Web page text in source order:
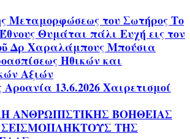
Μεταμορφώσεως του Σωτήρος Το
Θυμάται πάλι Ευχή εις τον
Δρ Χαραλάμπους Μπούσια
Ηθικών και
Αξιών
13.6.2026 Χαιρετισμοί
ΑΝΘΡΩΠΙΣΤΙΚΗΣ ΒΟΗΘΕΙΑΣ
ΣΕΙΣΜΟΠΛΗΚΤΟΥΣ ΤΗΣ